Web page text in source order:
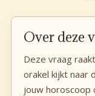
Over deze
Deze vraag
orakel kijkt naar
jouw horoscoop